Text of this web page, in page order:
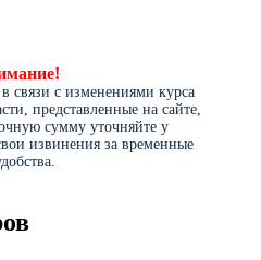
связи с изменениями курса
представленные на сайте,
сумму уточняйте у
извинения за временные